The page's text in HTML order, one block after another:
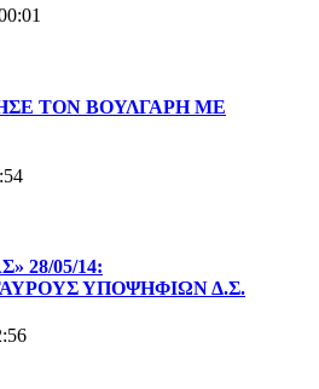
ΤΟΝ ΒΟΥΛΓΑΡΗ ΜΕ
28/05/14:
ΥΠΟΨΗΦΙΩΝ Δ.Σ.